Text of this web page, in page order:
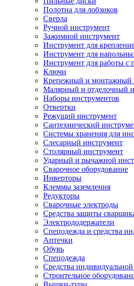
Полотна для лобзиков
Сверла
Ручной инструмент
Зажимной инструмент
Инструмент для
Инструмент для
Инструмент для работы с
Ключи
Крепежный и монтажный
Малярный и отделочный
Наборы инструментов
Отвертки
Режущий инструмент
Сантехнический
Системы хранения для
Слесарный инструмент
Столярный инструмент
Ударный и рычажной
Сварочное оборудование
Инверторы
Клеммы заземления
Редукторы
Сварочные электроды
Средства защиты
Электрододержатели
Спецодежда и средства
Аптечки
Обувь
Спецодежда
Средства
Строительное
Вышки-туры